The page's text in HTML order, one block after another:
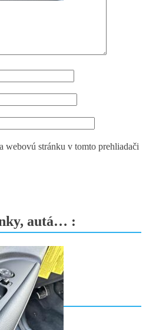
webovú stránku v tomto prehliadači
autá… :